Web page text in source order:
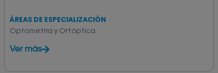
ÁREAS DE ESPECIALIZACIÓN
Optometría y Ortóptica
Ver más